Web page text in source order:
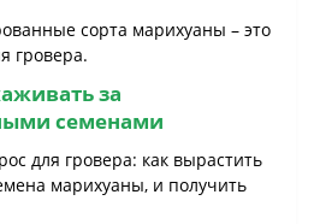
сорта марихуаны – это
гровера.
за
семенами
для гровера: как вырастить
марихуаны, и получить